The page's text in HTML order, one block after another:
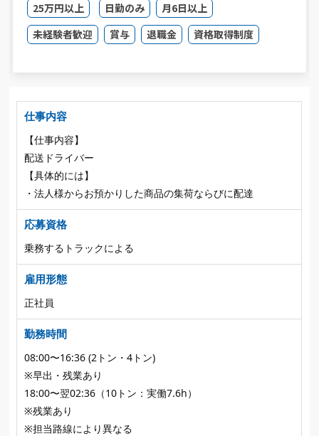
25万円以上
日勤のみ
月6日以上
未経験者歓迎
賞与 退職金 資格取得制度
仕事内容
【仕事内容】
配送ドライバー
【具体的には】
・法人様からお預かりした商品の集荷ならびに配達
応募資格
乗務するトラックによる
雇用形態
正社員
勤務時間
08:00〜16:36 (2トン・4トン)
※早出・残業あり
18:00〜翌02:36（10トン：実働7.6h）
※残業あり
※担当路線により異なる